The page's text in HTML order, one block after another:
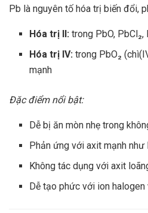
Pb là nguyên tố hóa trị biến đổi,
Hóa trị II: trong PbO, PbCl₂,
Hóa trị IV: trong PbO₂
mạnh
Đặc điểm nổi bật:
Dễ bị ăn mòn nhẹ trong
Phản ứng với axit mạnh như
Không tác dụng với axit
Dễ tạo phức với ion halogen